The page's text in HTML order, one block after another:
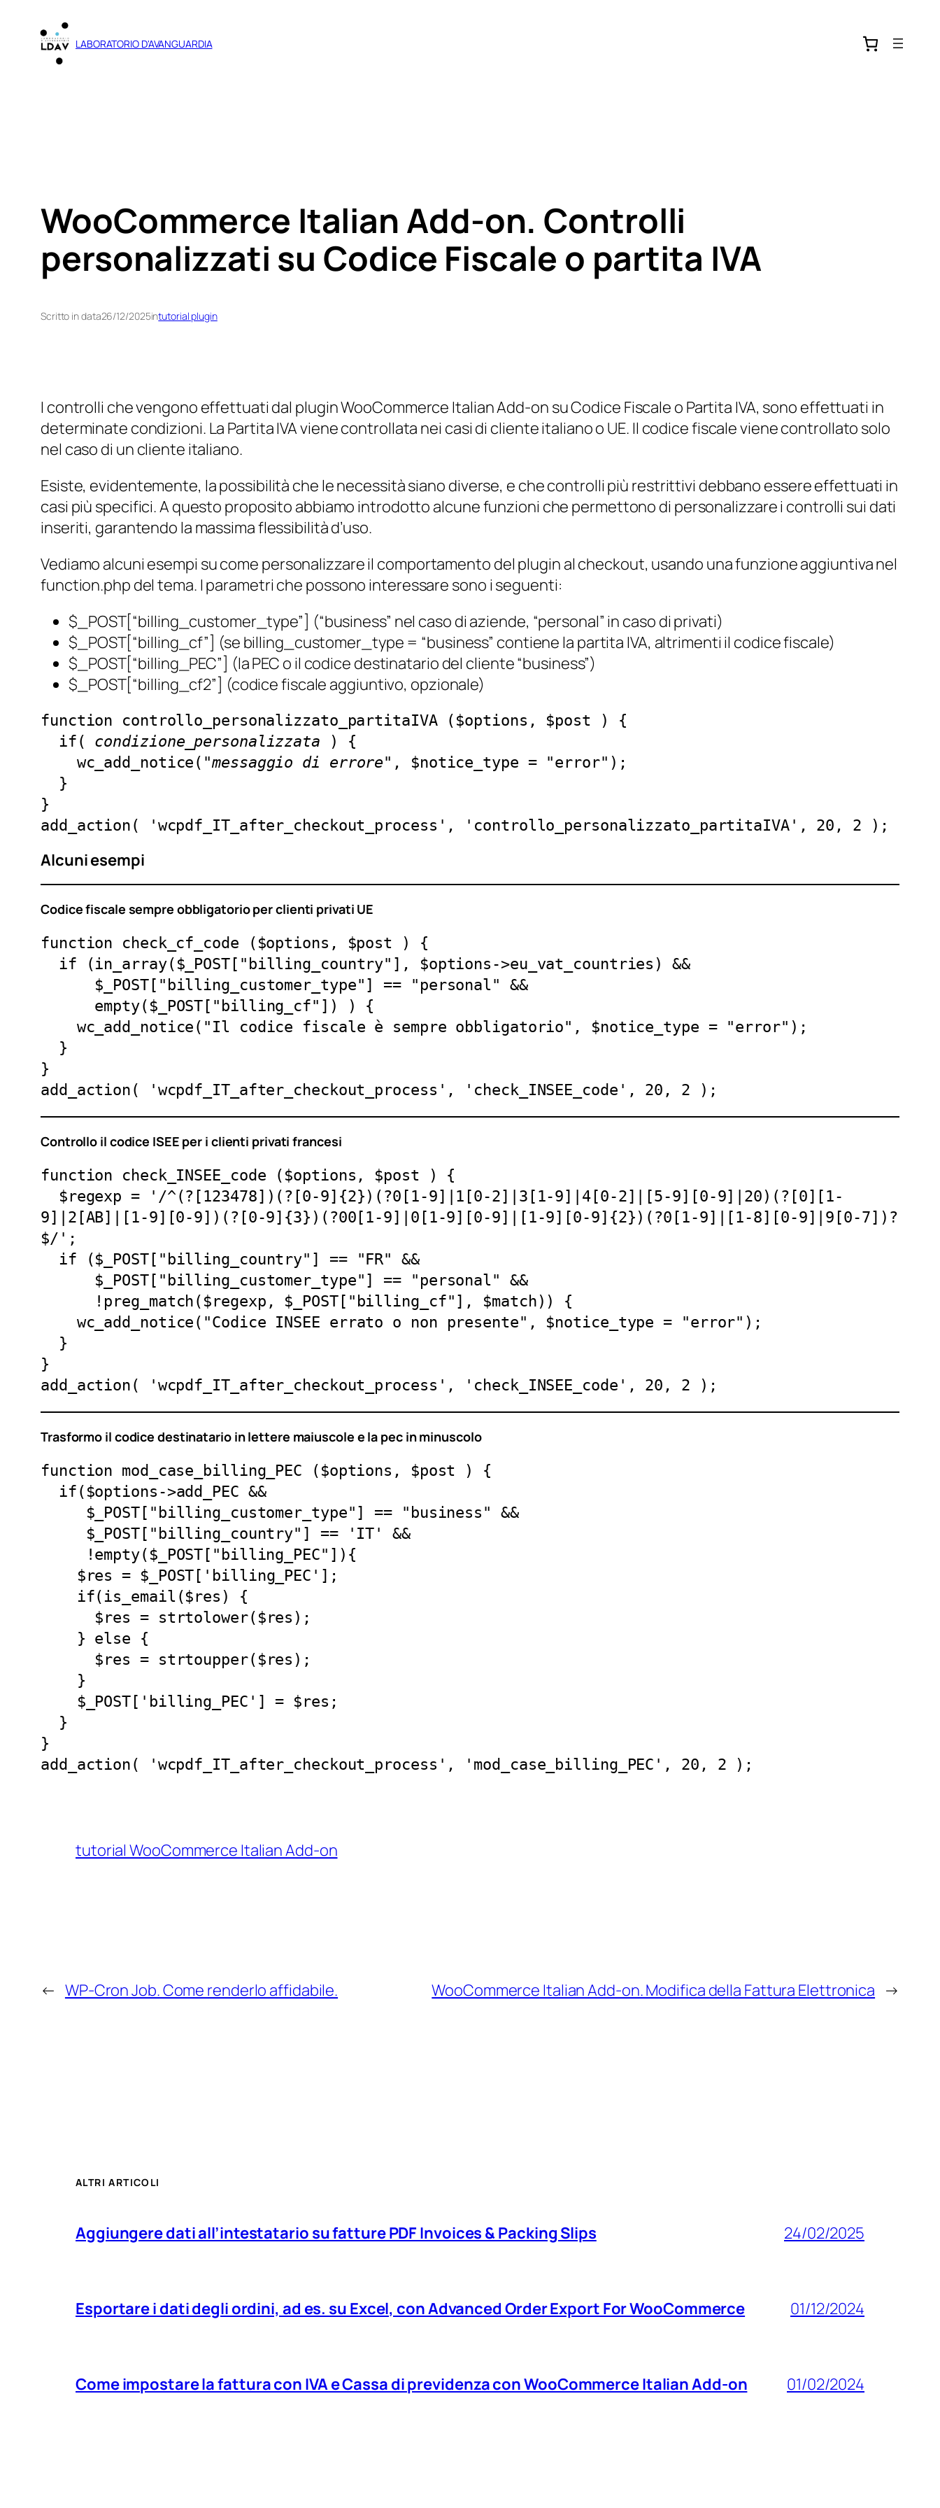
contenuto
LABORATORIO D'AVANGUARDIA
WooCommerce Italian Add-on. Controlli
personalizzati su Codice Fiscale o partita IVA
Scritto in data26/12/2025intutorial plugin
I controlli che vengono effettuati dal plugin WooCommerce Italian Add-on su Codice Fiscale o Partita IVA, sono effettuati in
determinate condizioni. La Partita IVA viene controllata nei casi di cliente italiano o UE. Il codice fiscale viene controllato solo
nel caso di un cliente italiano.
Esiste, evidentemente, la possibilità che le necessità siano diverse, e che controlli più restrittivi debbano essere effettuati in
casi più specifici. A questo proposito abbiamo introdotto alcune funzioni che permettono di personalizzare i controlli sui dati
inseriti, garantendo la massima flessibilità d’uso.
Vediamo alcuni esempi su come personalizzare il comportamento del plugin al checkout, usando una funzione aggiuntiva nel
function.php del tema. I parametri che possono interessare sono i seguenti:
$_POST[“billing_customer_type”] (“business” nel caso di aziende, “personal” in caso di privati)
$_POST[“billing_cf”] (se billing_customer_type = “business” contiene la partita IVA, altrimenti il codice fiscale)
$_POST[“billing_PEC”] (la PEC o il codice destinatario del cliente “business”)
$_POST[“billing_cf2”] (codice fiscale aggiuntivo, opzionale)
function controllo_personalizzato_partitaIVA ($options, $post ) {
  if(
condizione_personalizzata ) {
    wc_add_notice("
messaggio di errore", $notice_type = "error");
  }
}
add_action( 'wcpdf_IT_after_checkout_process', 'controllo_personalizzato_partitaIVA', 20, 2 );
Alcuni esempi
Codice fiscale sempre obbligatorio per clienti privati UE
function check_cf_code ($options, $post ) {
}
add_action( 'wcpdf_IT_after_checkout_process', 'check_INSEE_code', 20, 2 );
Controllo il codice ISEE per i clienti privati francesi
function check_INSEE_code ($options, $post ) {
9]|2[AB]|[1-9][0-9])(?[0-9]{3})(?00[1-9]|0[1-9][0-9]|[1-9][0-9]{2})(?0[1-9]|[1-8][0-9]|9[0-7])?
$/';
}
add_action( 'wcpdf_IT_after_checkout_process', 'check_INSEE_code', 20, 2 );
Trasformo il codice destinatario in lettere maiuscole e la pec in minuscolo
function mod_case_billing_PEC ($options, $post ) {
}
add_action( 'wcpdf_IT_after_checkout_process', 'mod_case_billing_PEC', 20, 2 );
tutorial WooCommerce Italian Add-on
← WP-Cron Job. Come renderlo affidabile. WooCommerce Italian Add-on. Modifica della Fattura Elettronica →
ALTRI ARTICOLI
Aggiungere dati all’intestatario su fatture PDF Invoices & Packing Slips 24/02/2025
Esportare i dati degli ordini, ad es. su Excel, con Advanced Order Export For WooCommerce 01/12/2024
Come impostare la fattura con IVA e Cassa di previdenza con WooCommerce Italian Add-on 01/02/2024